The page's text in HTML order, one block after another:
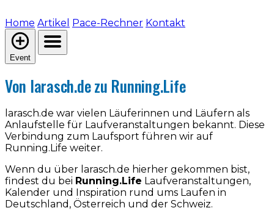
Home Artikel Pace-Rechner Kontakt
Event
Von larasch.de zu Running.Life
larasch.de war vielen Läuferinnen und Läufern als
Anlaufstelle für Laufveranstaltungen bekannt. Diese
Verbindung zum Laufsport führen wir auf
Running.Life weiter.
Wenn du über larasch.de hierher gekommen bist,
findest du bei Running.Life Laufveranstaltungen,
Kalender und Inspiration rund ums Laufen in
Deutschland, Österreich und der Schweiz.